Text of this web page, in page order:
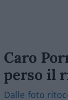
Caro
perso il
Dalle foto